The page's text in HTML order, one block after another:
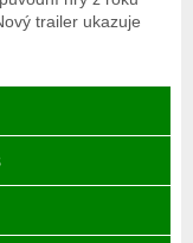
trailer ukazuje